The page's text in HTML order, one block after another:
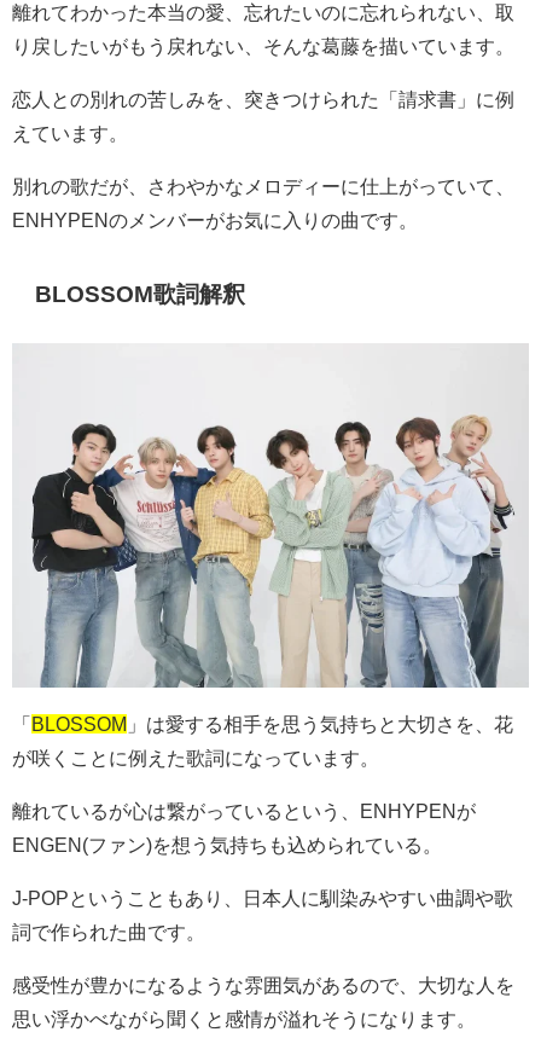
離れてわかった本当の愛、忘れたいのに忘れられない、取
り戻したいがもう戻れない、そんな葛藤を描いています。
恋人との別れの苦しみを、突きつけられた「請求書」に例
えています。
別れの歌だが、さわやかなメロディーに仕上がっていて、
ENHYPENのメンバーがお気に入りの曲です。
BLOSSOM歌詞解釈
「 BLOSSOM 」は愛する相手を思う気持ちと大切さを、花
が咲くことに例えた歌詞になっています。
離れているが心は繋がっているという、ENHYPENが
ENGEN(ファン)を想う気持ちも込められている。
J-POPということもあり、日本人に馴染みやすい曲調や歌
詞で作られた曲です。
感受性が豊かになるような雰囲気があるので、大切な人を
思い浮かべながら聞くと感情が溢れそうになります。